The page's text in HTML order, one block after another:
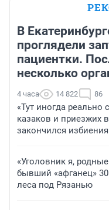
В
проглядели
пациентки.
несколько
4 часа 14 822 86
«Тут иногда
казаков и приезжих
закончился
«Уголовник я,
бывший «афганец»
леса под Рязанью